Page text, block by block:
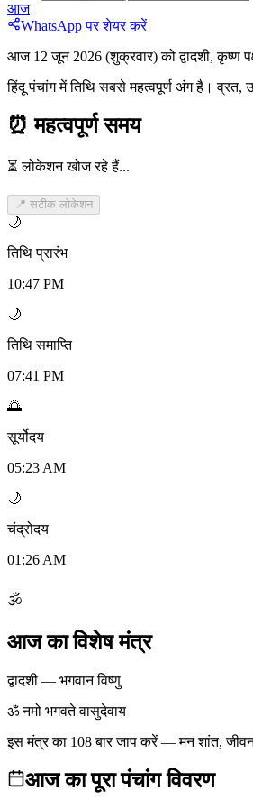
आज
WhatsApp पर शेयर करें
आज 12 जून 2026 (शुक्रवार) को द्वादशी, कृष्ण
हिंदू पंचांग में तिथि सबसे महत्वपूर्ण अंग है।
⏰महत्वपूर्ण समय
⏳ लोकेशन खोज रहे हैं...
📍 सटीक लोकेशन
🌙
तिथि प्रारंभ
10:47 PM
🌙
तिथि समाप्ति
07:41 PM
🌅
सूर्योदय
05:23 AM
🌙
चंद्रोदय
01:26 AM
🕉
आज का विशेष मंत्र
द्वादशी — भगवान विष्णु
ॐ नमो भगवते वासुदेवाय
इस मंत्र का 108 बार जाप करें — मन शांत, जीवन
आज का पूरा पंचांग विवरण